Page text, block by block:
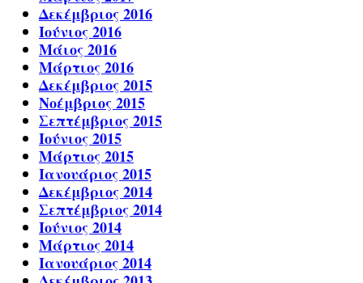
Δεκέμβριος 2016
Ιούνιος 2016
Μάιος 2016
Μάρτιος 2016
Δεκέμβριος 2015
Νοέμβριος 2015
Σεπτέμβριος 2015
Ιούνιος 2015
Μάρτιος 2015
Ιανουάριος 2015
Δεκέμβριος 2014
Σεπτέμβριος 2014
Ιούνιος 2014
Μάρτιος 2014
Ιανουάριος 2014